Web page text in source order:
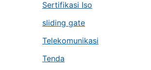
Sertifikasi Iso
sliding gate
Telekomunikasi
Tenda